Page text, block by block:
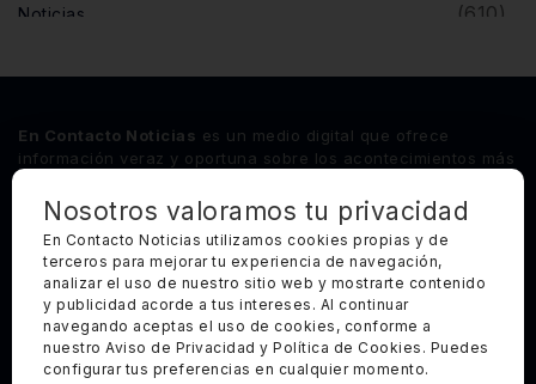
Noticias (610)
(5)
Querétaro
En Contacto Noticias es un medio digital que ofrece
información veraz y oportuna sobre los acontecimientos más
principales sucesos nacionales e internacionales.
Síguenos
Categorías Principales
Otros Enlaces
Nosotros valoramos tu privacidad
En Contacto Noticias utilizamos cookies propias y de
terceros para mejorar tu experiencia de navegación,
analizar el uso de nuestro sitio web y mostrarte contenido
y publicidad acorde a tus intereses. Al continuar
navegando aceptas el uso de cookies, conforme a
nuestro Aviso de Privacidad y Política de Cookies. Puedes
configurar tus preferencias en cualquier momento.